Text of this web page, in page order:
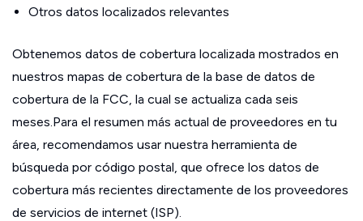
Otros datos localizados relevantes
Obtenemos datos de cobertura localizada mostrados en
nuestros mapas de cobertura de la base de datos de
cobertura de la FCC, la cual se actualiza cada seis
meses.Para el resumen más actual de proveedores en tu
área, recomendamos usar nuestra herramienta de
búsqueda por código postal, que ofrece los datos de
cobertura más recientes directamente de los proveedores
de servicios de internet (ISP).